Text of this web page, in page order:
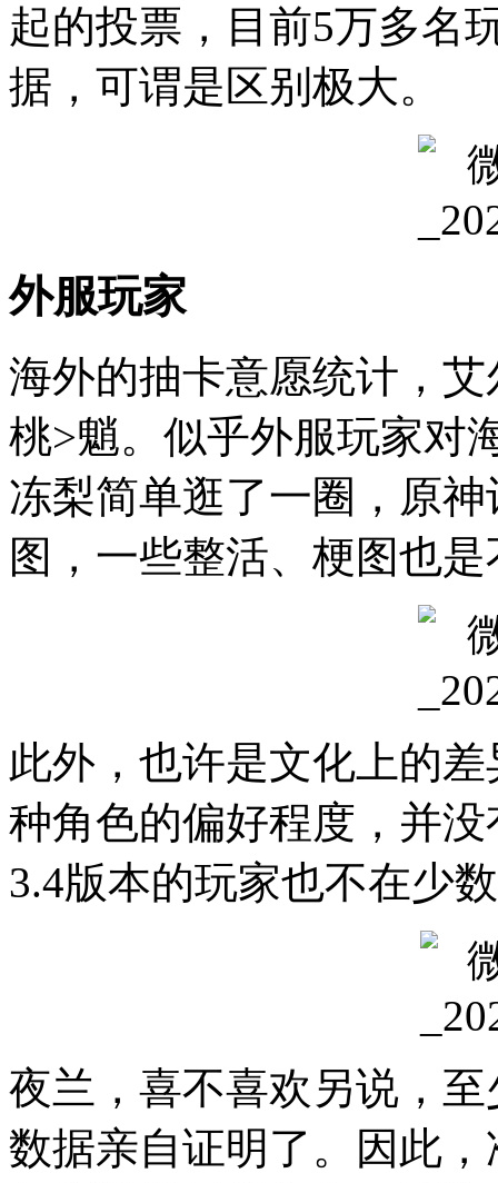
起的投票，目前5万多名
据，可谓是区别极大。
外服玩家
海外的抽卡意愿统计，
桃>魈。似乎外服玩家对
冻梨简单逛了一圈，原
图，一些整活、梗图也
此外，也许是文化上的
种角色的偏好程度，并
3.4版本的玩家也不在少
夜兰，喜不喜欢另说，
数据亲自证明了。因此